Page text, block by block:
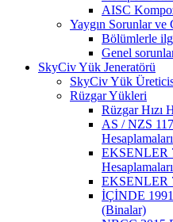
AISC
Yaygın Sorunlar ve
Bölümlerle
Genel
SkyCiv Yük Jeneratörü
SkyCiv Yük
Rüzgar Yükleri
Rüzgar Hızı
AS / NZS
Hesaplamaları
EKSENLER
Hesaplamaları
EKSENLER
İÇİNDE 1991
(Binalar)